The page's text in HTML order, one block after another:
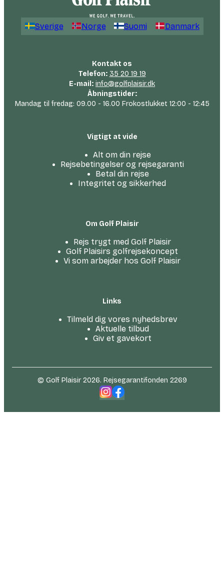
Sverige Norge Suomi Danmark
Kontakt os
Telefon: 35 20 19 19
E-mail: info@golfplaisir.dk
Åbningstider:
Mandag til fredag: 09.00 - 16.00 Frokostlukket 12:00 - 12:45
Vigtigt at vide
Alt om din rejse
Rejsebetingelser og rejsegaranti
Betal din rejse
Integritet og sikkerhed
Om Golf Plaisir
Rejs trygt med Golf Plaisir
Golf Plaisirs golfrejsekoncept
Vi som arbejder hos Golf Plaisir
Links
Tilmeld dig vores nyhedsbrev
Aktuelle tilbud
Giv et gavekort
© Golf Plaisir 2026. Rejsegarantifonden 2269